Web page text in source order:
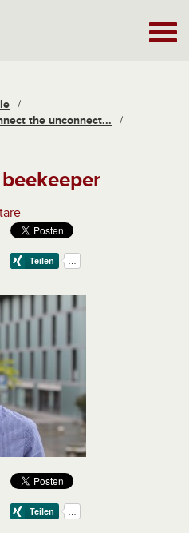
/
the unconnect...
/